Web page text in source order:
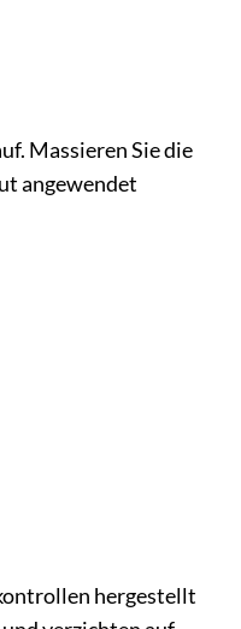
Massieren Sie die
angewendet
hergestellt